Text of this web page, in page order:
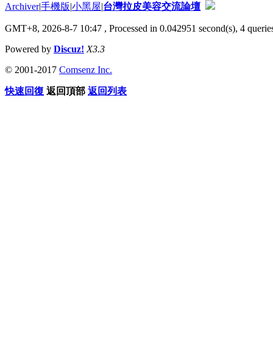
Archiver|手機版|小黑屋|台灣拉皮美容交流論壇
GMT+8, 2026-8-7 10:47 , Processed in 0.042951 second(s), 4
Powered by Discuz! X3.3
© 2001-2017 Comsenz Inc.
快速回復 返回頂部 返回列表